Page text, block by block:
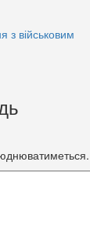
з військовим